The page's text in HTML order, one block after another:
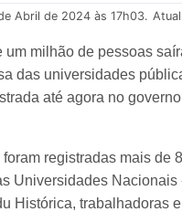
Abril de 2024 às 17h03.
um milhão de pessoas
das universidades
até agora no
foram registradas mais
Universidades
Histórica, trabalhadoras